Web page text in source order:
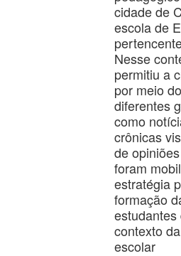
cidade de
escola de
Nesse
permitiu a
por meio
diferentes
como
crônicas
de
foram
estratégia
formação
contexto
escolar